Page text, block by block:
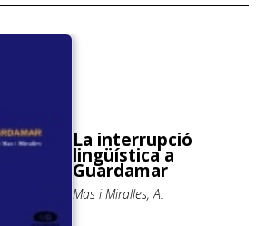
La interrupció
lingüística a
Guardamar
Mas i Miralles, A.